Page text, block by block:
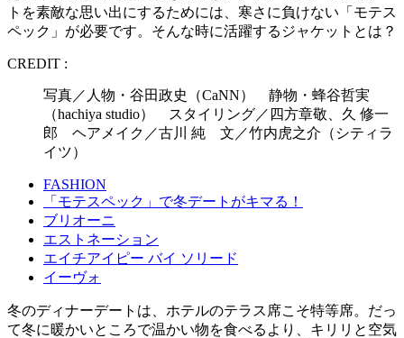
トを素敵な思い出にするためには、寒さに負けない「モテス
ペック」が必要です。そんな時に活躍するジャケットとは？
CREDIT :
写真／人物・谷田政史（CaNN） 静物・蜂谷哲実
（hachiya studio） スタイリング／四方章敬、久 修一
郎 ヘアメイク／古川 純 文／竹内虎之介（シティラ
イツ）
FASHION
「モテスペック」で冬デートがキマる！
ブリオーニ
エストネーション
エイチアイピー バイ ソリード
イーヴォ
冬のディナーデートは、ホテルのテラス席こそ特等席。だっ
て冬に暖かいところで温かい物を食べるより、キリリと空気